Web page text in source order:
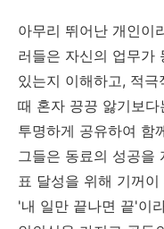
아무리 뛰어난 개인이
러들은 자신의 업무가
있는지 이해하고, 적
때 혼자 끙끙 앓기보
투명하게 공유하여 함
그들은 동료의 성공을
표 달성을 위해 기꺼
'내 일만 끝나면 끝'이